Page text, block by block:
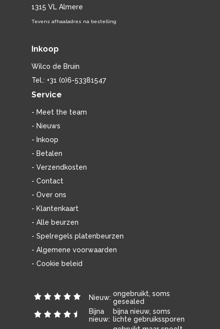
1315 VL Almere
Tevens afhaaladres na bestelling
Inkoop
Wilco de Bruin
Tel.: +31 (0)6-53381547
Service
- Meet the team
- Nieuws
- Inkoop
- Betalen
- Verzendkosten
- Contact
- Over ons
- Klantenkaart
- Alle beurzen
- Spelregels platenbeurzen
- Algemene voorwaarden
- Cookie beleid
Nieuw: ongebruikt, soms
gesealed
Bijna
nieuw:
bijna nieuw, soms
lichte gebruikssporen